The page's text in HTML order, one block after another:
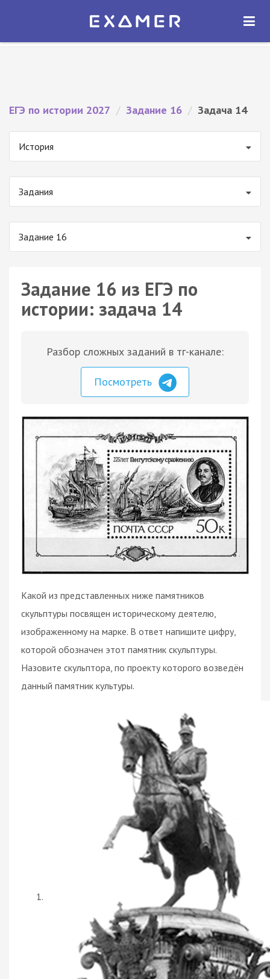
Экзамер — ЕГЭ 2027
ОТКРЫТЬ
ЕГЭ по истории 2027 / Задание 16 / Задача 14
История
Задания
Задание 16
Задание 16 из ЕГЭ по
истории: задача 14
Разбор сложных заданий в тг-канале:
Посмотреть
Какой из представленных ниже памятников
скульптуры посвящен историческому деятелю,
изображенному на марке. В ответ напишите цифру,
которой обозначен этот памятник скульптуры.
Назовите скульптора, по проекту которого возведён
данный памятник культуры.